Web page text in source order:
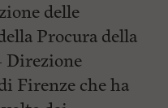
delle
Procura della
Direzione
Firenze che ha